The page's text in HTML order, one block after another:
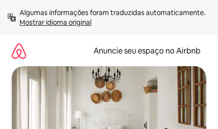
para
Mostrar idioma original
Anuncie seu espaço no Airbnb